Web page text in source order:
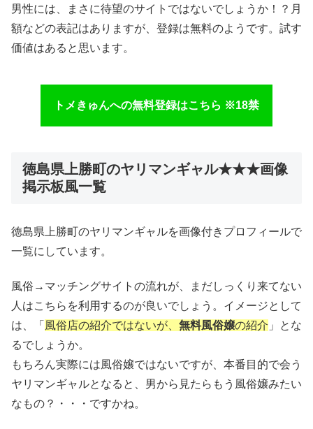
男性には、まさに待望のサイトではないでしょうか！？月
額などの表記はありますが、登録は無料のようです。試す
価値はあると思います。
トメきゅんへの無料登録はこちら ※18禁
徳島県上勝町のヤリマンギャル★★★画像
掲示板風一覧
徳島県上勝町のヤリマンギャルを画像付きプロフィールで
一覧にしています。
風俗→マッチングサイトの流れが、まだしっくり来てない
人はこちらを利用するのが良いでしょう。イメージとして
は、「 風俗店の紹介ではないが、 無料風俗嬢の紹介 」とな
るでしょうか。
もちろん実際には風俗嬢ではないですが、本番目的で会う
ヤリマンギャルとなると、男から見たらもう風俗嬢みたい
なもの？・・・ですかね。